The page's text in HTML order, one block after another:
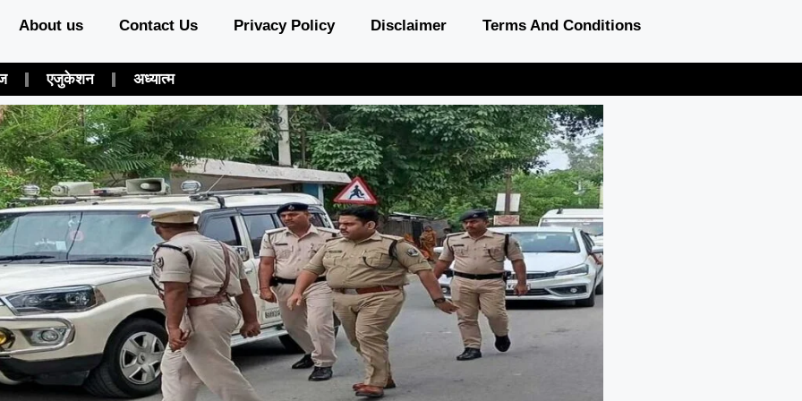
About us Contact Us Privacy Policy Disclaimer Terms And Conditions
एजुकेशन अध्यात्म